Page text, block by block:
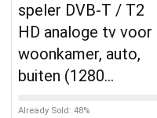
speler DVB-T / T2
HD analoge tv voor
woonkamer, auto,
buiten (1280…
Already Sold: 48%